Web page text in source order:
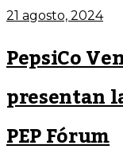
21 agosto, 2024
PepsiCo
presentan
PEP Fórum